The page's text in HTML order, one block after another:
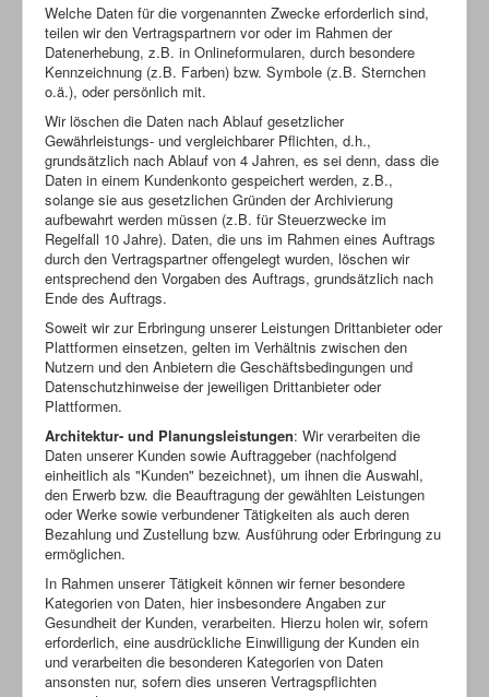
Welche Daten für die vorgenannten Zwecke erforderlich sind,
teilen wir den Vertragspartnern vor oder im Rahmen der
Datenerhebung, z.B. in Onlineformularen, durch besondere
Kennzeichnung (z.B. Farben) bzw. Symbole (z.B. Sternchen
o.ä.), oder persönlich mit.
Wir löschen die Daten nach Ablauf gesetzlicher
Gewährleistungs- und vergleichbarer Pflichten, d.h.,
grundsätzlich nach Ablauf von 4 Jahren, es sei denn, dass die
Daten in einem Kundenkonto gespeichert werden, z.B.,
solange sie aus gesetzlichen Gründen der Archivierung
aufbewahrt werden müssen (z.B. für Steuerzwecke im
Regelfall 10 Jahre). Daten, die uns im Rahmen eines Auftrags
durch den Vertragspartner offengelegt wurden, löschen wir
entsprechend den Vorgaben des Auftrags, grundsätzlich nach
Ende des Auftrags.
Soweit wir zur Erbringung unserer Leistungen Drittanbieter oder
Plattformen einsetzen, gelten im Verhältnis zwischen den
Nutzern und den Anbietern die Geschäftsbedingungen und
Datenschutzhinweise der jeweiligen Drittanbieter oder
Plattformen.
Architektur- und Planungsleistungen: Wir verarbeiten die
Daten unserer Kunden sowie Auftraggeber (nachfolgend
einheitlich als "Kunden" bezeichnet), um ihnen die Auswahl,
den Erwerb bzw. die Beauftragung der gewählten Leistungen
oder Werke sowie verbundener Tätigkeiten als auch deren
Bezahlung und Zustellung bzw. Ausführung oder Erbringung zu
ermöglichen.
In Rahmen unserer Tätigkeit können wir ferner besondere
Kategorien von Daten, hier insbesondere Angaben zur
Gesundheit der Kunden, verarbeiten. Hierzu holen wir, sofern
erforderlich, eine ausdrückliche Einwilligung der Kunden ein
und verarbeiten die besonderen Kategorien von Daten
ansonsten nur, sofern dies unseren Vertragspflichten